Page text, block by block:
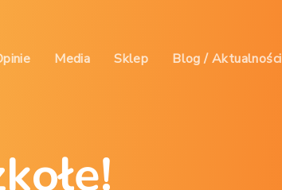
Media Sklep Blog / Aktualności